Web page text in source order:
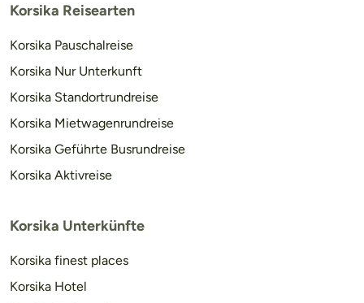
Korsika Reisearten
Korsika Pauschalreise
Korsika Nur Unterkunft
Korsika Standortrundreise
Korsika Mietwagenrundreise
Korsika Geführte Busrundreise
Korsika Aktivreise
Korsika Unterkünfte
Korsika finest places
Korsika Hotel